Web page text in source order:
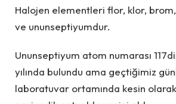
Halojen elementleri flor, klor,
ve ununseptiyumdur.
Ununseptiyum atom numarası
yılında bulundu ama geçtiğimiz
laboratuvar ortamında kesin